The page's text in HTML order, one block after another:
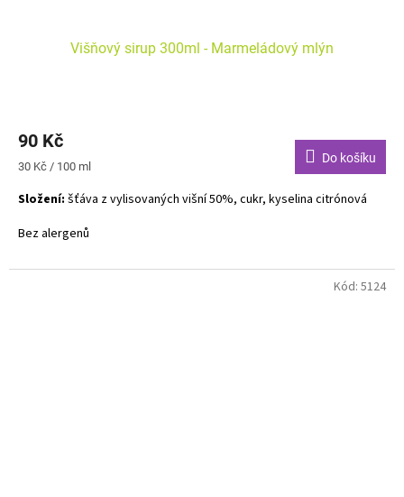
Višňový sirup 300ml - Marmeládový mlýn
90 Kč
Měrná
30 Kč / 100 ml
Do košíku
Složení: šťáva z vylisovaných višní 50%, cukr, kyselina citrónová
Bez alergenů
Kód: 5124